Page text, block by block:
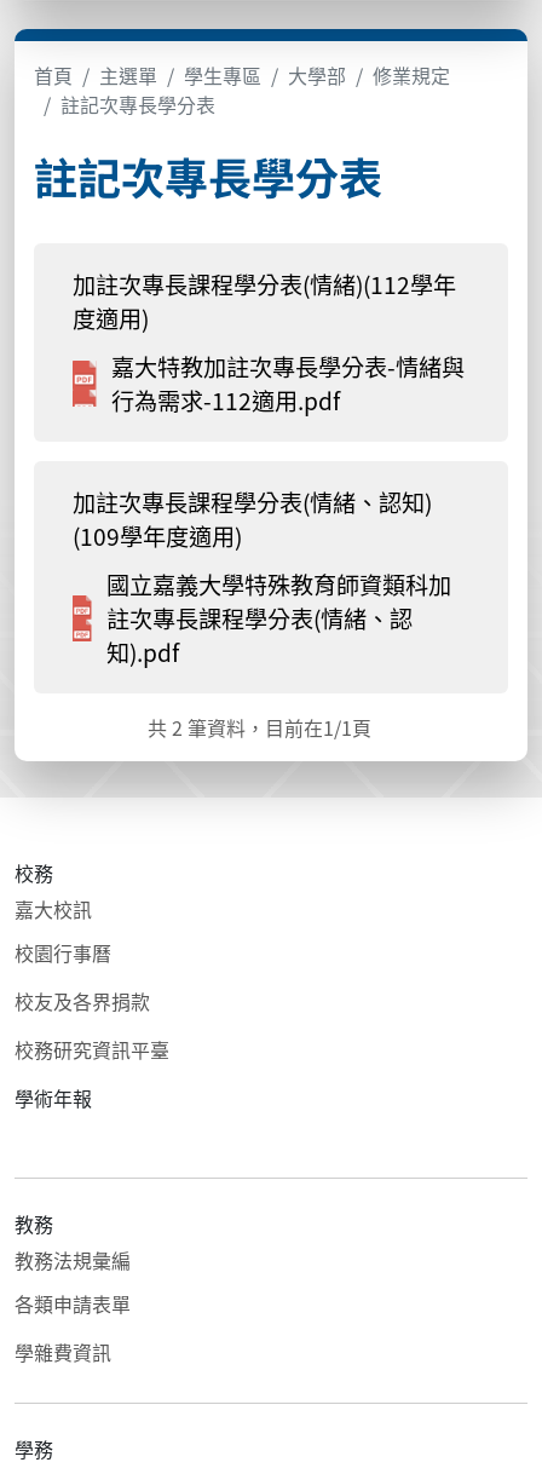
首頁 主選單 學生專區 大學部
修業規定
註記次專長學分表
註記次專長學分表
加註次專長課程學分表(情緒)(112學年
度適用)
嘉大特教加註次專長學分表-情緒與
行為需求-112適用.pdf
加註次專長課程學分表(情緒、認知)
(109學年度適用)
國立嘉義大學特殊教育師資類科加
註次專長課程學分表(情緒、認
知).pdf
共2 筆資料，目前在1/1頁
校務
嘉大校訊
校園行事曆
校友及各界捐款
校務研究資訊平臺
學術年報
教務
教務法規彙編
各類申請表單
學雜費資訊
學務